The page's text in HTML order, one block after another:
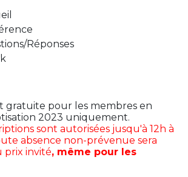
Réponses
gratuite pour les membres en
2023 uniquement.
sont autorisées jusqu'à 12h à
absence non-prévenue sera
prix invité, même pour les